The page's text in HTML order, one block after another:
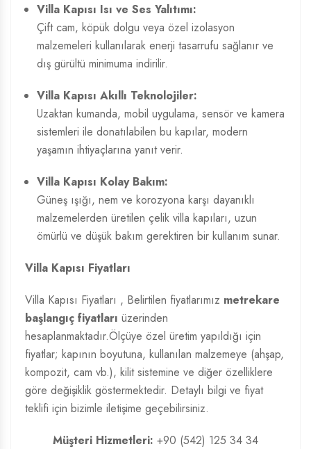
Villa Kapısı Isı ve Ses Yalıtımı:
Çift cam, köpük dolgu veya özel izolasyon
malzemeleri kullanılarak enerji tasarrufu sağlanır ve
dış gürültü minimuma indirilir.
Villa Kapısı Akıllı Teknolojiler:
Uzaktan kumanda, mobil uygulama, sensör ve kamera
sistemleri ile donatılabilen bu kapılar, modern
yaşamın ihtiyaçlarına yanıt verir.
Villa Kapısı Kolay Bakım:
Güneş ışığı, nem ve korozyona karşı dayanıklı
malzemelerden üretilen çelik villa kapıları, uzun
ömürlü ve düşük bakım gerektiren bir kullanım sunar.
Villa Kapısı Fiyatları
Villa Kapısı Fiyatları , Belirtilen fiyatlarımız metrekare
başlangıç fiyatları üzerinden
hesaplanmaktadır.Ölçüye özel üretim yapıldığı için
fiyatlar; kapının boyutuna, kullanılan malzemeye (ahşap,
kompozit, cam vb.), kilit sistemine ve diğer özelliklere
göre değişiklik göstermektedir. Detaylı bilgi ve fiyat
teklifi için bizimle iletişime geçebilirsiniz.
Müşteri Hizmetleri: +90 (542) 125 34 34